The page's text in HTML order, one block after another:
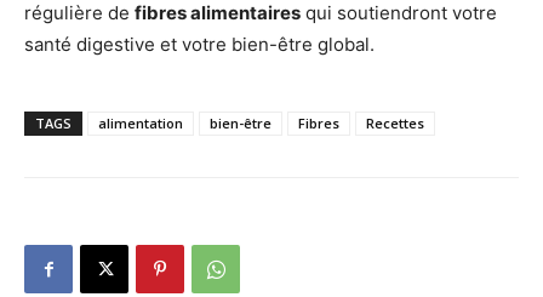
régulière de fibres alimentaires qui soutiendront votre
santé digestive et votre bien-être global.
TAGS alimentation bien-être Fibres Recettes